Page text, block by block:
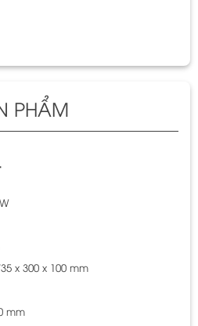
PHẨM
x 300 x 100 mm
mm